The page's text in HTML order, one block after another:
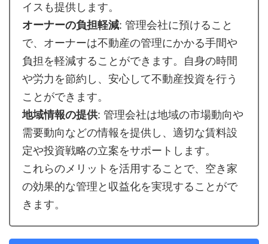
イスも提供します。
オーナーの負担軽減: 管理会社に預けること
で、オーナーは不動産の管理にかかる手間や
負担を軽減することができます。自身の時間
や労力を節約し、安心して不動産投資を行う
ことができます。
地域情報の提供: 管理会社は地域の市場動向や
需要動向などの情報を提供し、適切な賃料設
定や投資戦略の立案をサポートします。
これらのメリットを活用することで、空き家
の効果的な管理と収益化を実現することがで
きます。